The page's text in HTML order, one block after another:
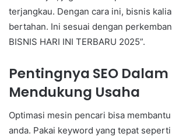
terjangkau. Dengan cara ini, bisnis
bertahan. Ini sesuai dengan
BISNIS HARI INI TERBARU 2025”.
Pentingnya SEO Dalam
Mendukung Usaha
Optimasi mesin pencari bisa
anda. Pakai keyword yang tepat seperti